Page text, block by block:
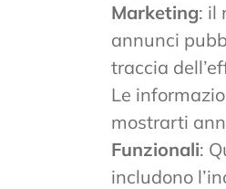
Marketing: il
annunci
traccia
Le
mostrarti
Funzionali:
includono